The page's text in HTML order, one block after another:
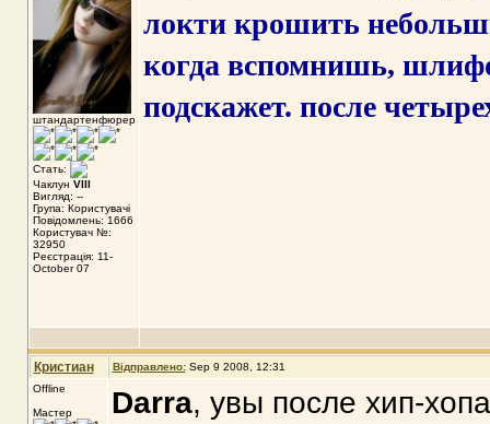
штандартенфюрер
Стать:
Чаклун VIII
Вигляд: --
Група: Користувачі
Повідомлень: 1666
Користувач №:
32950
Реєстрація: 11-
October 07
локти крошить
когда вспомнишь,
подскажет. после
Кристиан Відправлено: Sep 9 2008, 12:31
Offline
Мастер
Darra, увы после хип-